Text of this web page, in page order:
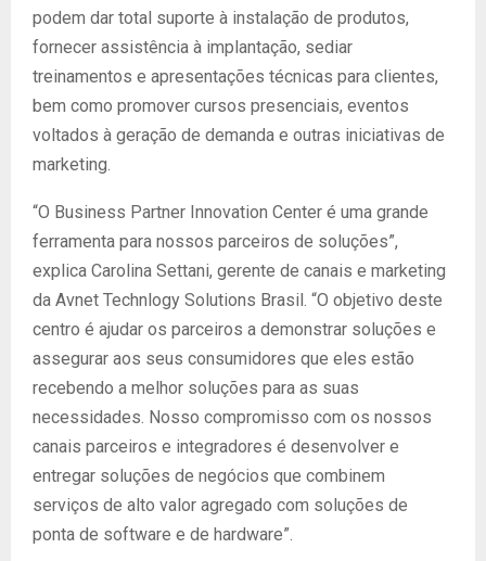
podem dar total suporte à instalação de produtos,
fornecer assistência à implantação, sediar
treinamentos e apresentações técnicas para clientes,
bem como promover cursos presenciais, eventos
voltados à geração de demanda e outras iniciativas de
marketing.
“O Business Partner Innovation Center é uma grande
ferramenta para nossos parceiros de soluções”,
explica Carolina Settani, gerente de canais e marketing
da Avnet Technlogy Solutions Brasil. “O objetivo deste
centro é ajudar os parceiros a demonstrar soluções e
assegurar aos seus consumidores que eles estão
recebendo a melhor soluções para as suas
necessidades. Nosso compromisso com os nossos
canais parceiros e integradores é desenvolver e
entregar soluções de negócios que combinem
serviços de alto valor agregado com soluções de
ponta de software e de hardware”.